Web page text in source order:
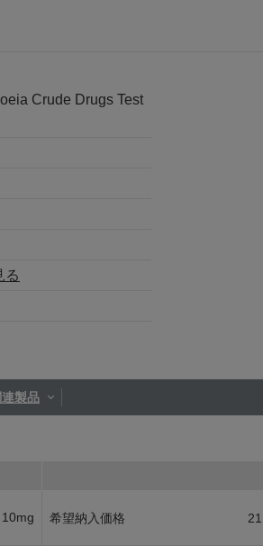
Crude Drugs Test
る
連製品
10mg 希望納入価格